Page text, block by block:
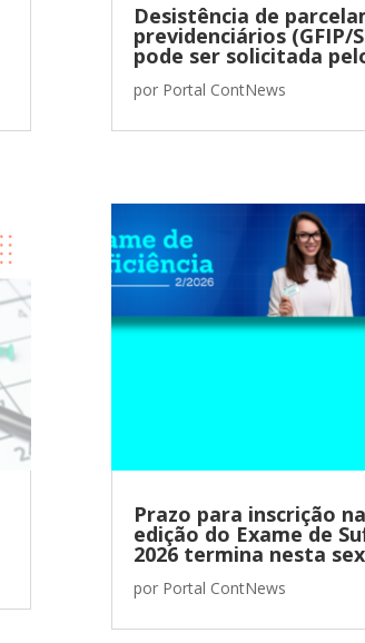
Desistência de
previdenciários (GFIP/
pode ser solicitada
por Portal ContNews
Prazo para inscrição
edição do Exame de
2026 termina nesta
por Portal ContNews